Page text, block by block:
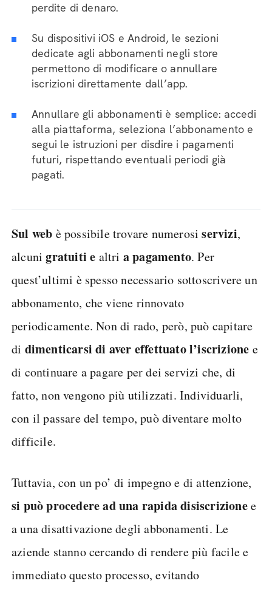
perdite di denaro.
Su dispositivi iOS e Android, le sezioni
dedicate agli abbonamenti negli store
permettono di modificare o annullare
iscrizioni direttamente dall’app.
Annullare gli abbonamenti è semplice: accedi
alla piattaforma, seleziona l’abbonamento e
segui le istruzioni per disdire i pagamenti
futuri, rispettando eventuali periodi già
pagati.
Sul web è possibile trovare numerosi servizi,
alcuni gratuiti e altri a pagamento. Per
quest’ultimi è spesso necessario sottoscrivere un
abbonamento, che viene rinnovato
periodicamente. Non di rado, però, può capitare
di dimenticarsi di aver effettuato l’iscrizione e
di continuare a pagare per dei servizi che, di
fatto, non vengono più utilizzati. Individuarli,
con il passare del tempo, può diventare molto
difficile.
Tuttavia, con un po’ di impegno e di attenzione,
si può procedere ad una rapida disiscrizionee
a una disattivazione degli abbonamenti. Le
aziende stanno cercando di rendere più facile e
immediato questo processo, evitando